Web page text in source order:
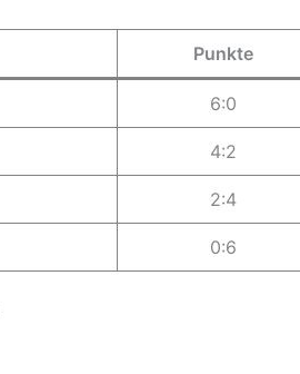
Punkte
6:0
4:2
2:4
0:6